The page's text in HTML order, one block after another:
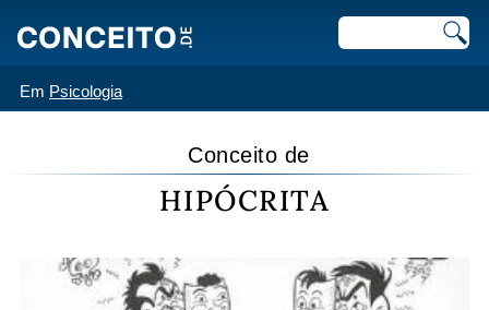
Em Psicologia
Conceito de
HIPÓCRITA